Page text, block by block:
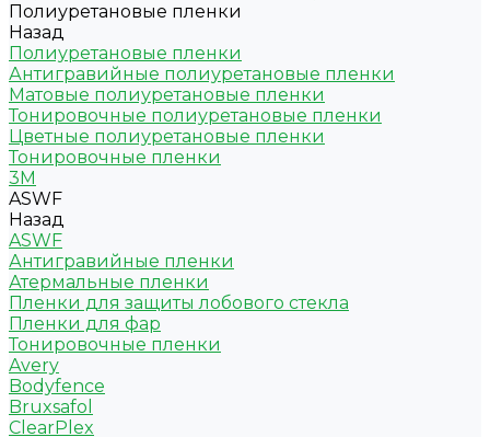
Полиуретановые пленки
Назад
Полиуретановые пленки
Антигравийные полиуретановые пленки
Матовые полиуретановые пленки
Тонировочные полиуретановые пленки
Цветные полиуретановые пленки
Тонировочные пленки
3M
ASWF
Назад
ASWF
Антигравийные пленки
Атермальные пленки
Пленки для защиты лобового стекла
Пленки для фар
Тонировочные пленки
Avery
Bodyfence
Bruxsafol
ClearPlex